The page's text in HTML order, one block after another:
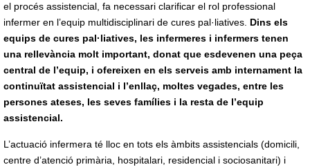
el procés assistencial, fa necessari clarificar el rol professional
infermer en l’equip multidisciplinari de cures pal·liatives. Dins els
equips de cures pal·liatives, les infermeres i infermers tenen
una rellevància molt important, donat que esdevenen una peça
central de l’equip, i ofereixen en els serveis amb internament la
continuïtat assistencial i l’enllaç, moltes vegades, entre les
persones ateses, les seves famílies i la resta de l’equip
assistencial.
L’actuació infermera té lloc en tots els àmbits assistencials (domicili,
centre d’atenció primària, hospitalari, residencial i sociosanitari) i